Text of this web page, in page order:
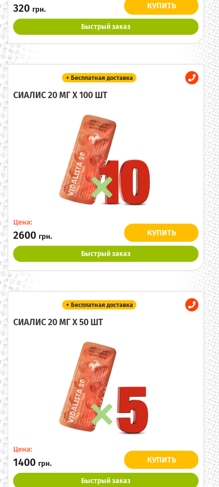
320 грн. КУПИТЬ
Быстрый заказ
+ Бесплатная доставка
СИАЛИС 20 МГ X 100 ШТ
Цена:
2600 грн. КУПИТЬ
Быстрый заказ
+ Бесплатная доставка
СИАЛИС 20 МГ X 50 ШТ
Цена:
1400 грн. КУПИТЬ
Быстрый заказ